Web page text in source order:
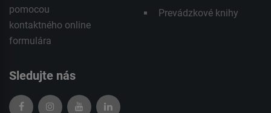
pomocou
kontaktného online
formulára
Prevádzkové knihy
Sledujte nás